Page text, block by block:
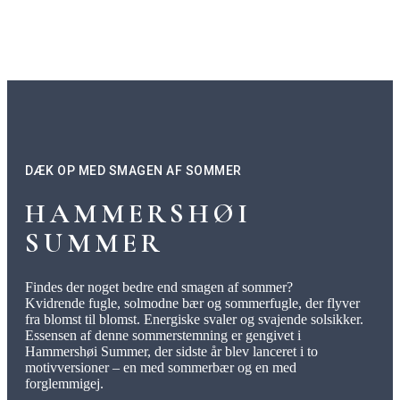
DÆK OP MED SMAGEN AF SOMMER
HAMMERSHØI
SUMMER
Findes der noget bedre end smagen af sommer?
Kvidrende fugle, solmodne bær og sommerfugle, der flyver
fra blomst til blomst. Energiske svaler og svajende solsikker.
Essensen af denne sommerstemning er gengivet i
Hammershøi Summer, der sidste år blev lanceret i to
motivversioner – en med sommerbær og en med
forglemmigej.